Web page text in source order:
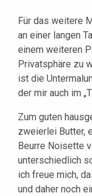
Für das weitere
an einer langen
einem weiteren
Privatsphäre zu
ist die
der mir auch im
Zum guten
zweierlei Butter,
Beurre Noisette
unterschiedlich
ich freue mich,
und daher noch